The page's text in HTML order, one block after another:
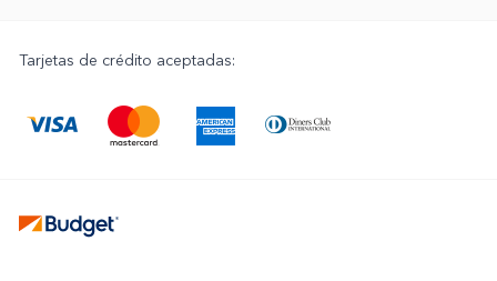
Tarjetas de crédito aceptadas: